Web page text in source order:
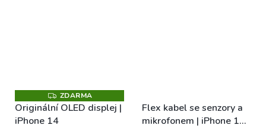
Z
D
A
R
ZDARMA
Originální OLED displej |
iPhone 14
Flex kabel se senzory a
mikrofonem | iPhone 14,